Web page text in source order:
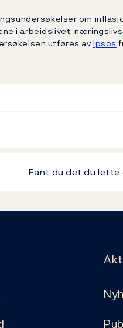
om
i arbeidslivet,
utføres avIpsos
Fant du det du